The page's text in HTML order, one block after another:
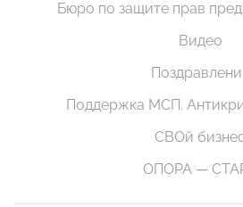
Бюро по защите прав
Видео
Поддержка МСП.
СВОй
ОПОРА —